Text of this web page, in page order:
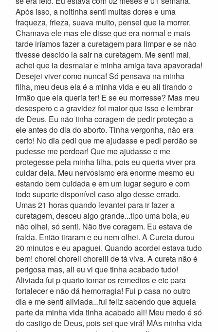
Após isso, a noitinha senti muitas dores e uma
fraqueza, frieza, suava muito, pensei que ia morrer.
Chamava ele mas ele disse que era normal e mais
tarde iríamos fazer a curetagem para limpar e se não
tivesse descido ia sair na curetagem. Me senti mal,
achei que ia desmaiar e minha amiga tava apavorada!
Desejei viver como nunca! Só pensava na minha
filha, meu deus ela é a minha vida e eu ali tirando o
irmão que ela queria ter! E se eu morresse? Mas meu
desespero c a gravidez foi maior que isso e lembrar
de Deus. Eu não tinha coragem de pedir proteção a
ele antes do dia do aborto. Tinha vergonha, não era
certo! No dia pedi que me ajudasse e pedi perdão se
pudesse me perdoar! Que me ajudasse e me
protegesse pela minha filha, pois eu queria viver pra
cuidar dela. Meu nervosismo era enorme mesmo eu
estando bem cuidada e em um lugar seguro e com
todo suporte disponível caso algo desse errado.
Umas 21 horas quando levantei para ir fazer a
curetagem, desceu algo grande...tipo uma bola, eu
não olhei, só senti. Não tive coragem. Eu estava de
fralda. Então tiraram e eu nem olhei. A Cureta durou
20 minutos e eu apaguei. Quando acordei estava tudo
bem! chorei choreii choreiii de tá viva. A cureta não é
perigosa mas, ali eu vi que tinha acabado tudo!
Aliviada fui p quarto tomar os remedios e etc para
fortalecer e não dá hemorragia! Fui p casa no outro
dia e me senti aliviada...fui feliz sabendo que aquela
parte da minha vida tinha acabado ali! Meu medo é só
do castigo de Deus, pois sei que virá! MAs minha vida